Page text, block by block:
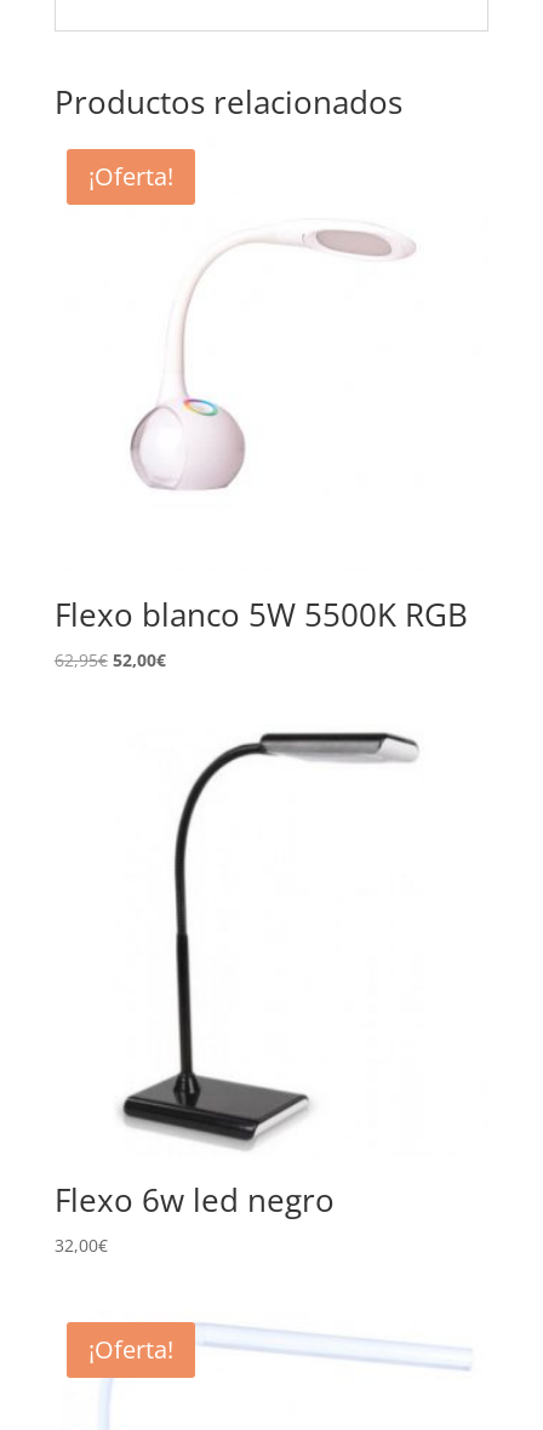
Productos relacionados
¡Oferta!
Flexo blanco 5W 5500K RGB
62,95€ El
52,00€El
52,00€.
Flexo 6w led negro
32,00€
¡Oferta!